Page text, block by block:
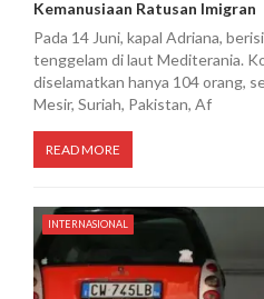
Kemanusiaan Ratusan Imigran
Pada 14 Juni, kapal Adriana,
tenggelam di laut Mediterania.
diselamatkan hanya 104 orang,
Mesir, Suriah, Pakistan, Af
READ MORE
INTERNASIONAL